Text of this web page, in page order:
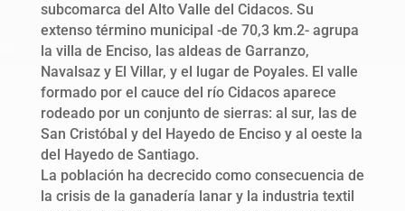
subcomarca del Alto Valle del Cidacos. Su
extenso término municipal -de 70,3 km.2- agrupa
la villa de Enciso, las aldeas de Garranzo,
Navalsaz y El Villar, y el lugar de Poyales. El valle
formado por el cauce del río Cidacos aparece
rodeado por un conjunto de sierras: al sur, las de
San Cristóbal y del Hayedo de Enciso y al oeste la
del Hayedo de Santiago.
La población ha decrecido como consecuencia de
la crisis de la ganadería lanar y la industria textil